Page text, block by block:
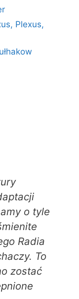
Plexus,
o tyle
Radia
To
zostać